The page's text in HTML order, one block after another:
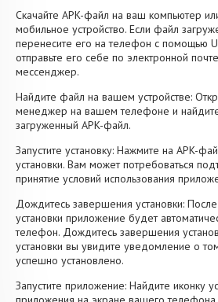
Скачайте APK-файл на ваш компьютер
мобильное устройство. Если файл
перенесите его на телефон с помощью
отправьте его себе по электронной
мессенджер.
Найдите файл на вашем устройстве:
менеджер на вашем телефоне и
загруженный APK-файл.
Запустите установку: Нажмите на APK-
установки. Вам может потребоваться
принятие условий использования
Дождитесь завершения установки:
установки приложение будет
телефон. Дождитесь завершения
установки вы увидите уведомление о
успешно установлено.
Запустите приложение: Найдите иконку